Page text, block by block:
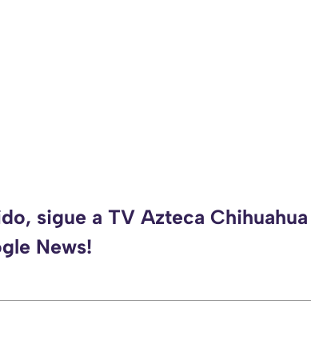
sigue a TV Azteca Chihuahua
News!